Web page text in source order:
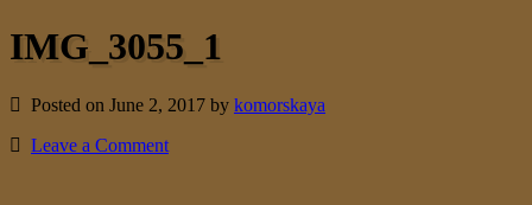
IMG_3055_1
Posted on June 2, 2017 by komorskaya
Leave a Comment